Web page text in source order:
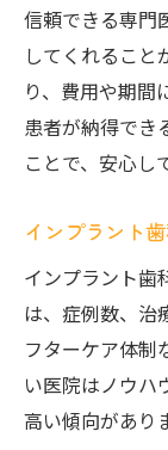
信頼できる専門
してくれること
り、費用や期間
患者が納得でき
ことで、安心し
インプラント
インプラント歯
は、症例数、治
フターケア体制
い医院はノウハ
高い傾向があり